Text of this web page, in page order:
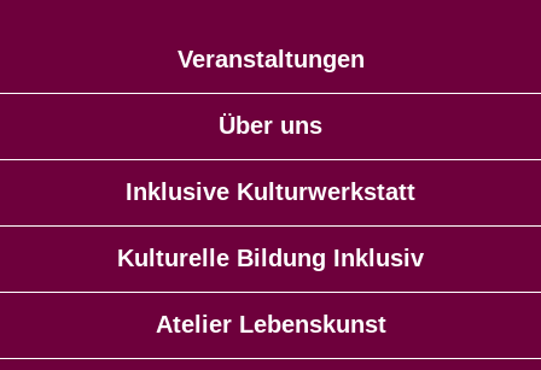
Veranstaltungen
Über uns
Inklusive Kulturwerkstatt
Kulturelle Bildung Inklusiv
Atelier Lebenskunst